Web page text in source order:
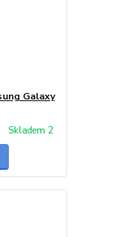
Galaxy
Skladem 2